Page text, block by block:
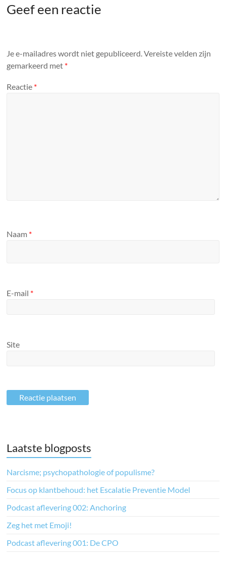
Geef een reactie
Je e-mailadres wordt niet gepubliceerd.Vereiste velden zijn
gemarkeerd met *
Reactie *
Naam *
E-mail *
Site
Laatste blogposts
Narcisme; psychopathologie of populisme?
Focus op klantbehoud: het Escalatie Preventie Model
Podcast aflevering 002: Anchoring
Zeg het met Emoji!
Podcast aflevering 001: De CPO